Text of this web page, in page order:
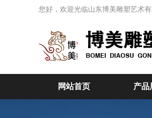
您好，欢迎光临山东博美雕塑艺术有
网站首页 产品